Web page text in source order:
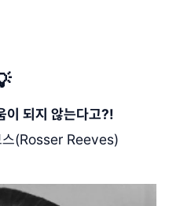
이 되지 않는다고?!
스(Rosser Reeves)